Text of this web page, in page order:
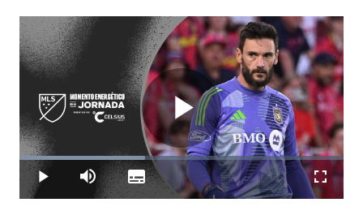
Play
Play Mute
Loaded:
38.86%
Subtitles